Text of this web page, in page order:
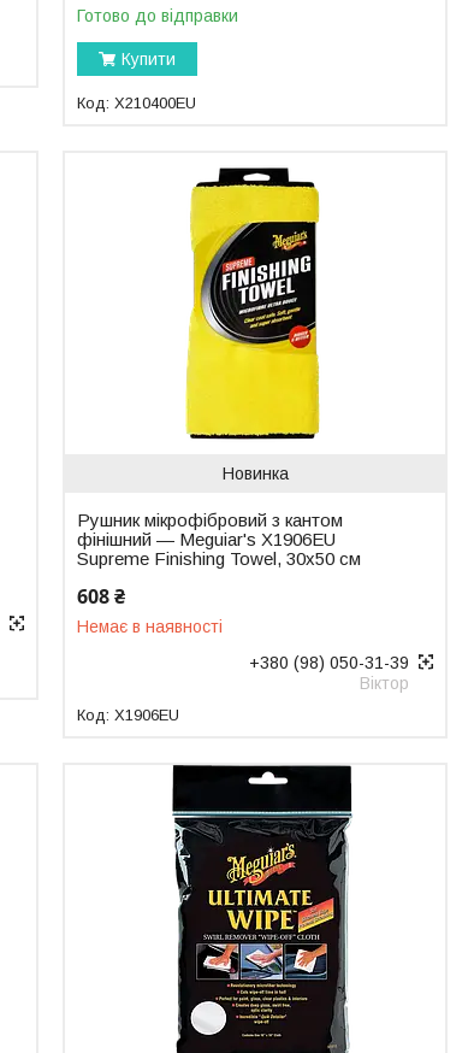
Готово до відправки
Купити
X210400EU
Новинка
Рушник мікрофібровий з кантом
фінішний — Meguiar's X1906EU
Supreme Finishing Towel, 30x50 см
608 ₴
Немає в наявності
+380 (98) 050-31-39
Віктор
X1906EU